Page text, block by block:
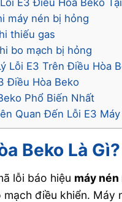
máy nén bị hỏng
thiếu gas
bo mạch bị hỏng
Lỗi E3 Trên Điều Hòa
Điều Hòa Beko
Phổ Biến Nhất
Quan Đến Lỗi E3
Beko Là Gì?
lỗi báo hiệu máy
điều khiển. Máy